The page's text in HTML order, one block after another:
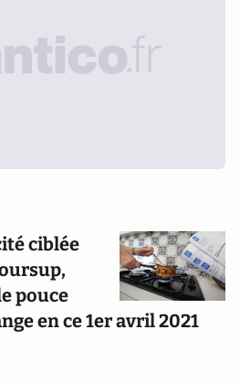
ciblée
pouce
en ce 1er avril 2021